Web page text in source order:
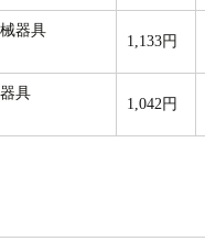
器具
1,133円
具
1,042円